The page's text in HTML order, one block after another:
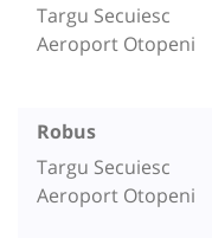
Targu Secuiesc
Aeroport Otopeni
Robus
Targu Secuiesc
Aeroport Otopeni